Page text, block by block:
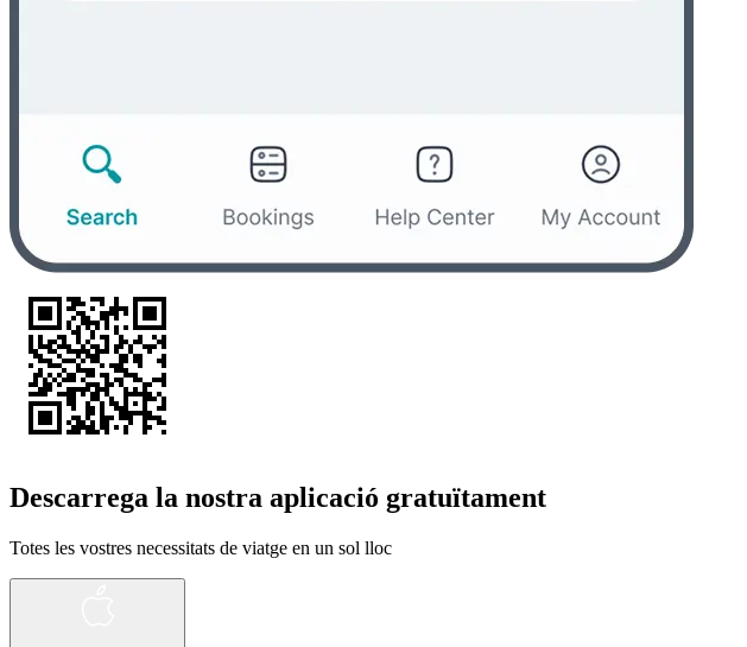
Descarrega la nostra aplicació gratuïtament
Totes les vostres necessitats de viatge en un sol lloc